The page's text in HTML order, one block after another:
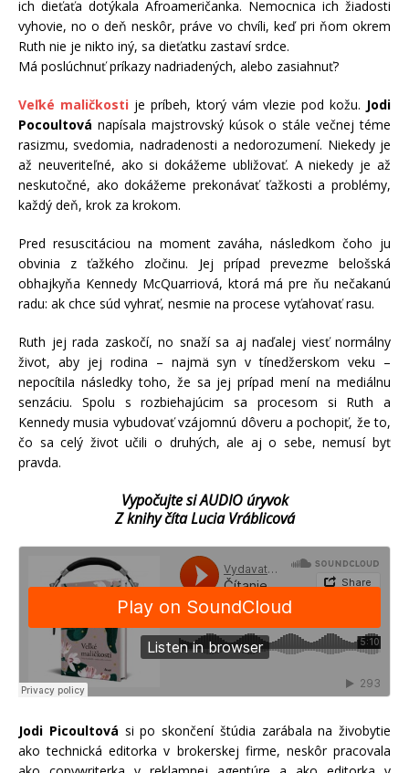
ich dieťaťa dotýkala Afroameričanka. Nemocnica ich žiadosti
vyhovie, no o deň neskôr, práve vo chvíli, keď pri ňom okrem
Ruth nie je nikto iný, sa dieťatku zastaví srdce.
Má poslúchnuť príkazy nadriadených, alebo zasiahnuť?
Veľké maličkosti je príbeh, ktorý vám vlezie pod kožu. Jodi
Pocoultová napísala majstrovský kúsok o stále večnej téme
rasizmu, svedomia, nadradenosti a nedorozumení. Niekedy je
až neuveriteľné, ako si dokážeme ubližovať. A niekedy je až
neskutočné, ako dokážeme prekonávať ťažkosti a problémy,
každý deň, krok za krokom.
Pred resuscitáciou na moment zaváha, následkom čoho ju
obvinia z ťažkého zločinu. Jej prípad prevezme belošská
obhajkyňa Kennedy McQuarriová, ktorá má pre ňu nečakanú
radu: ak chce súd vyhrať, nesmie na procese vyťahovať rasu.
Ruth jej rada zaskočí, no snaží sa aj naďalej viesť normálny
život, aby jej rodina – najmä syn v tínedžerskom veku –
nepocítila následky toho, že sa jej prípad mení na mediálnu
senzáciu. Spolu s rozbiehajúcim sa procesom si Ruth a
Kennedy musia vybudovať vzájomnú dôveru a pochopiť, že to,
čo sa celý život učili o druhých, ale aj o sebe, nemusí byť
pravda.
Vypočujte si AUDIO úryvok
Z knihy číta Lucia Vráblicová
Jodi Picoultová si po skončení štúdia zarábala na živobytie
ako technická editorka v brokerskej firme, neskôr pracovala